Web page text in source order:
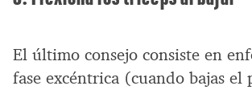
El último consejo consiste en
fase excéntrica (cuando bajas el